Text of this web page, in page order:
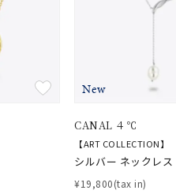
New
CANAL ４℃
【ART COLLECTION】
シルバー ネックレス
¥19,800(tax in)